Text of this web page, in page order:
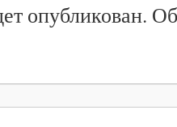
опубликован.